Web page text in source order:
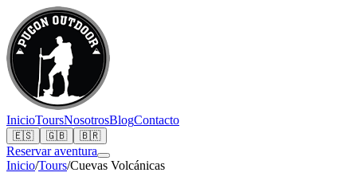
InicioToursNosotrosBlogContacto
🇪🇸 🇬🇧 🇧🇷
Reservar aventura
Inicio/Tours/Cuevas Volcánicas